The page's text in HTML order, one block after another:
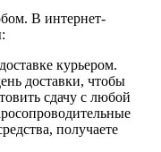
В интернет-
курьером.
доставки, чтобы
сдачу с любой
получаете